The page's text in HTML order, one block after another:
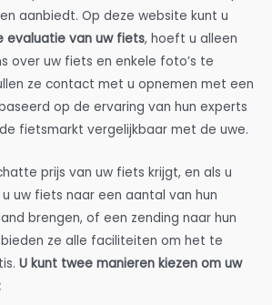
aanbiedt. Op deze website kunt u
evaluatie van uw fiets, hoeft u alleen
over uw fiets en enkele foto’s te
ze contact met u opnemen met een
op de ervaring van hun experts
fietsmarkt vergelijkbaar met de uwe.
prijs van uw fiets krijgt, en als u
uw fiets naar een aantal van hun
brengen, of een zending naar hun
ze alle faciliteiten om het te
U kunt twee manieren kiezen om uw